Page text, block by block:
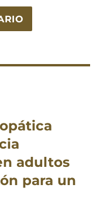
adultos
para un